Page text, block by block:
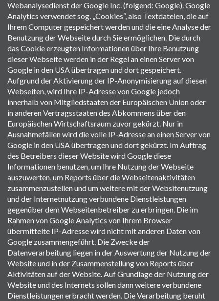
Webanalysedienst der Google Inc. (folgend: Google). Google
Analytics verwendet sog. „Cookies“, also Textdateien, die auf
Ihrem Computer gespeichert werden und die eine Analyse der
Benutzung der Webseite durch Sie ermöglichen. Die durch
das Cookie erzeugten Informationen über Ihre Benutzung
dieser Webseite werden in der Regel an einen Server von
Google in den USA übertragen und dort gespeichert.
Aufgrund der Aktivierung der IP-Anonymisierung auf diesen
Webseiten, wird Ihre IP-Adresse von Google jedoch
innerhalb von Mitgliedstaaten der Europäischen Union oder
in anderen Vertragsstaaten des Abkommens über den
Europäischen Wirtschaftsraum zuvor gekürzt. Nur in
Ausnahmefällen wird die volle IP-Adresse an einen Server von
Google in den USA übertragen und dort gekürzt. Im Auftrag
des Betreibers dieser Website wird Google diese
Informationen benutzen, um Ihre Nutzung der Webseite
auszuwerten, um Reports über die Webseitenaktivitäten
zusammenzustellen und um weitere mit der Websitenutzung
und der Internetnutzung verbundene Dienstleistungen
gegenüber dem Webseitenbetreiber zu erbringen. Die im
Rahmen von Google Analytics von Ihrem Browser
übermittelte IP-Adresse wird nicht mit anderen Daten von
Google zusammengeführt. Die Zwecke der
Datenverarbeitung liegen in der Auswertung der Nutzung der
Website und in der Zusammenstellung von Reports über
Aktivitäten auf der Website. Auf Grundlage der Nutzung der
Website und des Internets sollen dann weitere verbundene
Dienstleistungen erbracht werden. Die Verarbeitung beruht